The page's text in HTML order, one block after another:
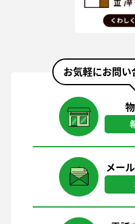
お気軽にお問い
メー